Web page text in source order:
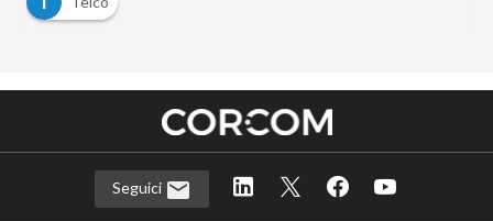
Seguici